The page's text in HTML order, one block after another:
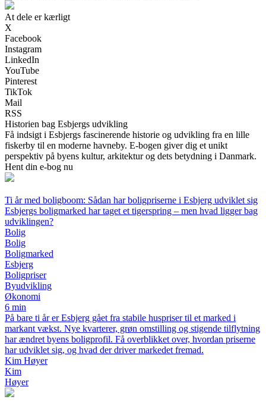
At dele er kærligt
X
Facebook
Instagram
LinkedIn
YouTube
Pinterest
TikTok
Mail
RSS
Historien bag Esbjergs udvikling
Få indsigt i Esbjergs fascinerende historie og udvikling fra en lille
fiskerby til en moderne havneby. E-bogen giver dig et unikt
perspektiv på byens kultur, arkitektur og dets betydning i Danmark.
Hent din e-bog nu
Ti år med boligboom: Sådan har boligpriserne i Esbjerg udviklet sig
Esbjergs boligmarked har taget et tigerspring – men hvad ligger bag
udviklingen?
Bolig
Bolig
Boligmarked
Esbjerg
Boligpriser
Byudvikling
Økonomi
6 min
På bare ti år er Esbjerg gået fra stabile huspriser til et marked i
markant vækst. Nye kvarterer, grøn omstilling og stigende tilflytning
har ændret byens boligprofil. Få overblikket over, hvordan priserne
har udviklet sig, og hvad der driver markedet fremad.
Kim Høyer
Kim
Høyer